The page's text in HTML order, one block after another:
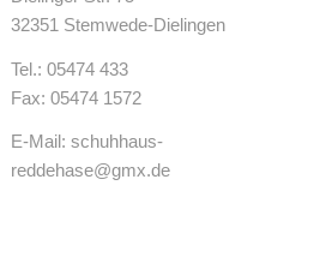
32351 Stemwede-Dielingen
Tel.: 05474 433
Fax: 05474 1572
E-Mail: schuhhaus-
reddehase@gmx.de